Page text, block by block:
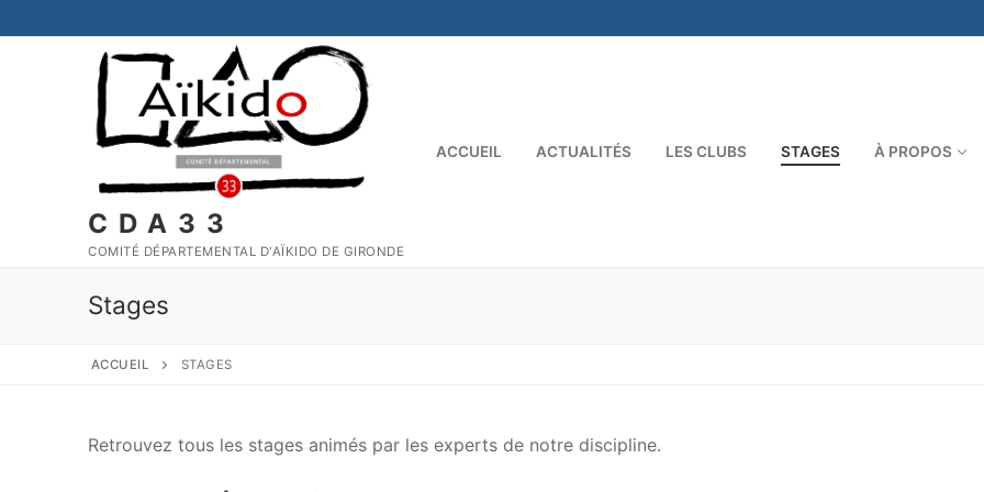
CDA33
COMITÉ DÉPARTEMENTAL D'AÏKIDO DE GIRONDE
ACCUEIL ACTUALITÉS LES CLUBS STAGES À PROPOS
Stages
ACCUEIL STAGES
Retrouvez tous les stages animés par les experts de notre discipline.